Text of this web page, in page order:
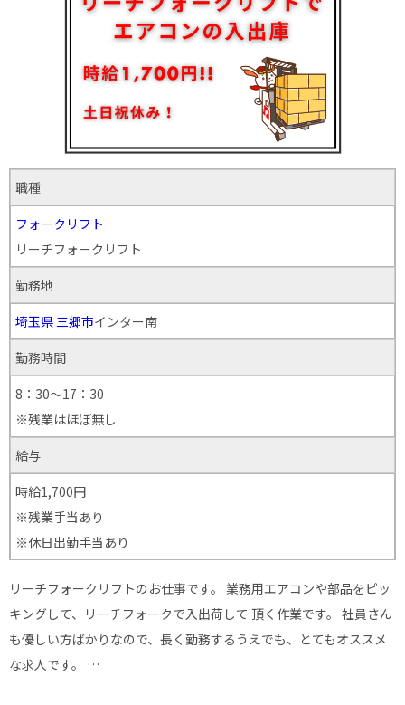
職種
フォークリフト
リーチフォークリフト
勤務地
埼玉県 三郷市インター南
勤務時間
8：30～17：30
※残業はほぼ無し
給与
時給1,700円
※残業手当あり
※休日出勤手当あり
リーチフォークリフトのお仕事です。 業務用エアコンや部品をピッ
キングして、リーチフォークで入出荷して 頂く作業です。 社員さん
も優しい方ばかりなので、長く勤務するうえでも、とてもオススメ
な求人です。 …